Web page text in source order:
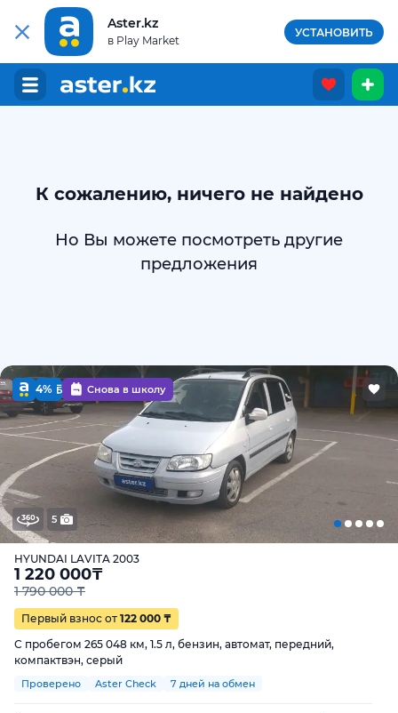
Aster.kz
в Play Market
УСТАНОВИТЬ
К сожалению, ничего не найдено
Но Вы можете посмотреть другие
предложения
4% Снова в школу
5
HYUNDAI LAVITA 2003
1 220 000₸
1 790 000 ₸
Первый взнос от 122 000 ₸
С пробегом 265 048 км, 1.5 л, бензин, автомат, передний,
компактвэн, серый
Проверено Aster Check 7 дней на обмен